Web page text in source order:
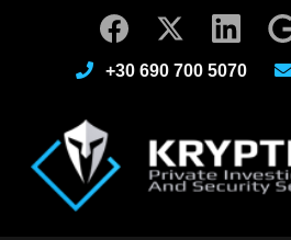
+30 690 700 5070